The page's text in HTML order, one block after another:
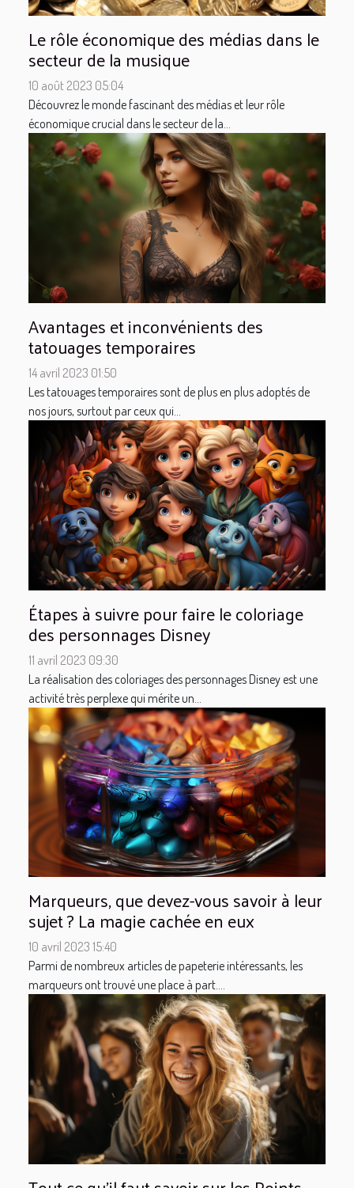
Le rôle économique des médias dans le
secteur de la musique
10 août 2023 05:04
Découvrez le monde fascinant des médias et leur rôle
économique crucial dans le secteur de la...
Avantages et inconvénients des
tatouages temporaires
14 avril 2023 01:50
Les tatouages temporaires sont de plus en plus adoptés de
nos jours, surtout par ceux qui...
Étapes à suivre pour faire le coloriage
des personnages Disney
11 avril 2023 09:30
La réalisation des coloriages des personnages Disney est une
activité très perplexe qui mérite un...
Marqueurs, que devez-vous savoir à leur
sujet ? La magie cachée en eux
10 avril 2023 15:40
Parmi de nombreux articles de papeterie intéressants, les
marqueurs ont trouvé une place à part....